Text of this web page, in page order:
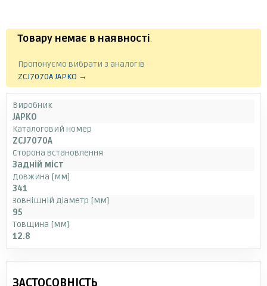
Товару немає в наявності.
Пропонуємо вибрати з аналогів
ZCJ7070A JAPKO →
Виробник
JAPKO
Каталоговий номер
ZCJ7070A
Сторона встановлення
Задній міст
Довжина [мм]
341
Зовнішній діаметр [мм]
95
Товщина [мм]
12.8
ЗАСТОСОВНІСТЬ